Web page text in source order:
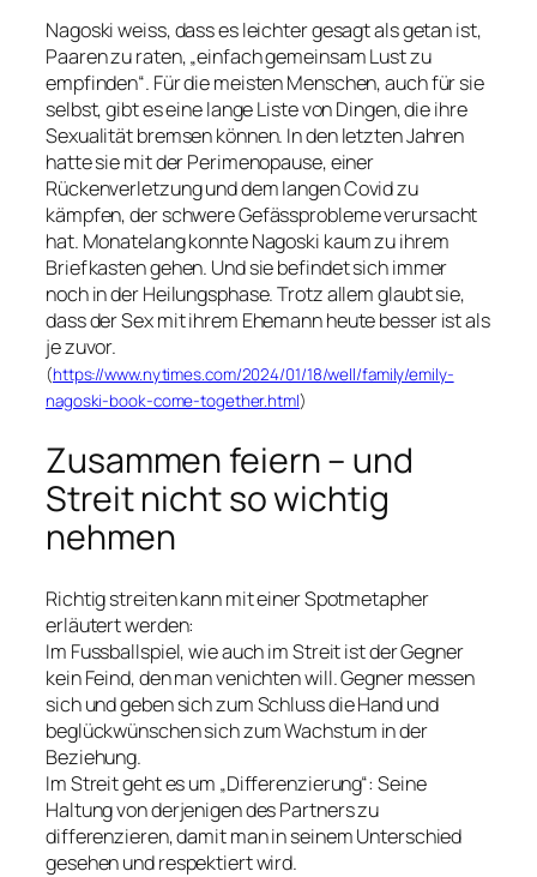
Nagoski weiss, dass es leichter gesagt als getan ist,
Paaren zu raten, „einfach gemeinsam Lust zu
empfinden“. Für die meisten Menschen, auch für sie
selbst, gibt es eine lange Liste von Dingen, die ihre
Sexualität bremsen können. In den letzten Jahren
hatte sie mit der Perimenopause, einer
Rückenverletzung und dem langen Covid zu
kämpfen, der schwere Gefässprobleme verursacht
hat. Monatelang konnte Nagoski kaum zu ihrem
Briefkasten gehen. Und sie befindet sich immer
noch in der Heilungsphase. Trotz allem glaubt sie,
dass der Sex mit ihrem Ehemann heute besser ist als
je zuvor.
(https://www.nytimes.com/2024/01/18/well/family/emily-
nagoski-book-come-together.html)
Zusammen feiern – und
Streit nicht so wichtig
nehmen
Richtig streiten kann mit einer Spotmetapher
erläutert werden:
Im Fussballspiel, wie auch im Streit ist der Gegner
kein Feind, den man venichten will. Gegner messen
sich und geben sich zum Schluss die Hand und
beglückwünschen sich zum Wachstum in der
Beziehung.
Im Streit geht es um „Differenzierung“: Seine
Haltung von derjenigen des Partners zu
differenzieren, damit man in seinem Unterschied
gesehen und respektiert wird.